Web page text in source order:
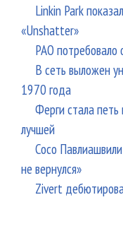
Linkin Park
«Unshatter»
РАО
В сеть выложен
1970 года
Ферги стала петь
лучшей
Сосо
не вернулся»
Zivert